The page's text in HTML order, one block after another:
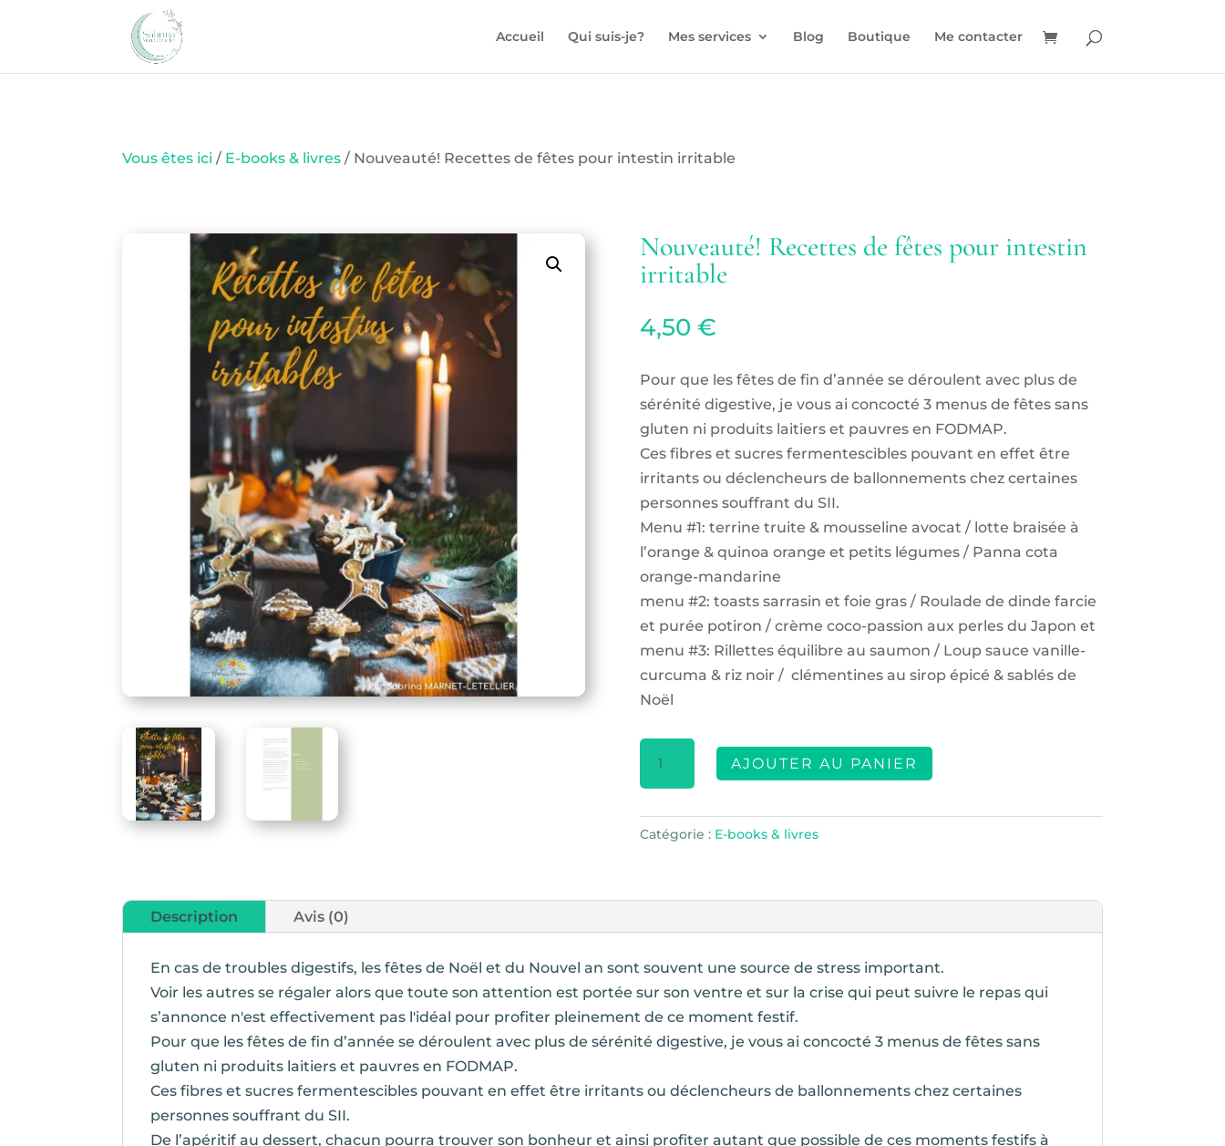
Accueil Qui suis-je? Mes services Blog Boutique Me contacter
Vous êtes ici / E-books & livres / Nouveauté! Recettes de fêtes pour intestin irritable
Nouveauté! Recettes de fêtes pour intestin
irritable
4,50 €
Pour que les fêtes de fin d’année se déroulent avec plus de
sérénité digestive, je vous ai concocté 3 menus de fêtes sans
gluten ni produits laitiers et pauvres en FODMAP.
Ces fibres et sucres fermentescibles pouvant en effet être
irritants ou déclencheurs de ballonnements chez certaines
personnes souffrant du SII.
Menu #1: terrine truite & mousseline avocat / lotte braisée à
l’orange & quinoa orange et petits légumes / Panna cota
orange-mandarine
menu #2: toasts sarrasin et foie gras / Roulade de dinde farcie
et purée potiron / crème coco-passion aux perles du Japon et
menu #3: Rillettes équilibre au saumon / Loup sauce vanille-
curcuma & riz noir / clémentines au sirop épicé & sablés de
Noël
pour
AJOUTER AU PANIER
Catégorie : E-books & livres
Description Avis (0)
En cas de troubles digestifs, les fêtes de Noël et du Nouvel an sont souvent une source de stress important.
Voir les autres se régaler alors que toute son attention est portée sur son ventre et sur la crise qui peut suivre le repas qui
s’annonce n'est effectivement pas l'idéal pour profiter pleinement de ce moment festif.
Pour que les fêtes de fin d’année se déroulent avec plus de sérénité digestive, je vous ai concocté 3 menus de fêtes sans
gluten ni produits laitiers et pauvres en FODMAP.
Ces fibres et sucres fermentescibles pouvant en effet être irritants ou déclencheurs de ballonnements chez certaines
personnes souffrant du SII.
De l’apéritif au dessert, chacun pourra trouver son bonheur et ainsi profiter autant que possible de ces moments festifs à